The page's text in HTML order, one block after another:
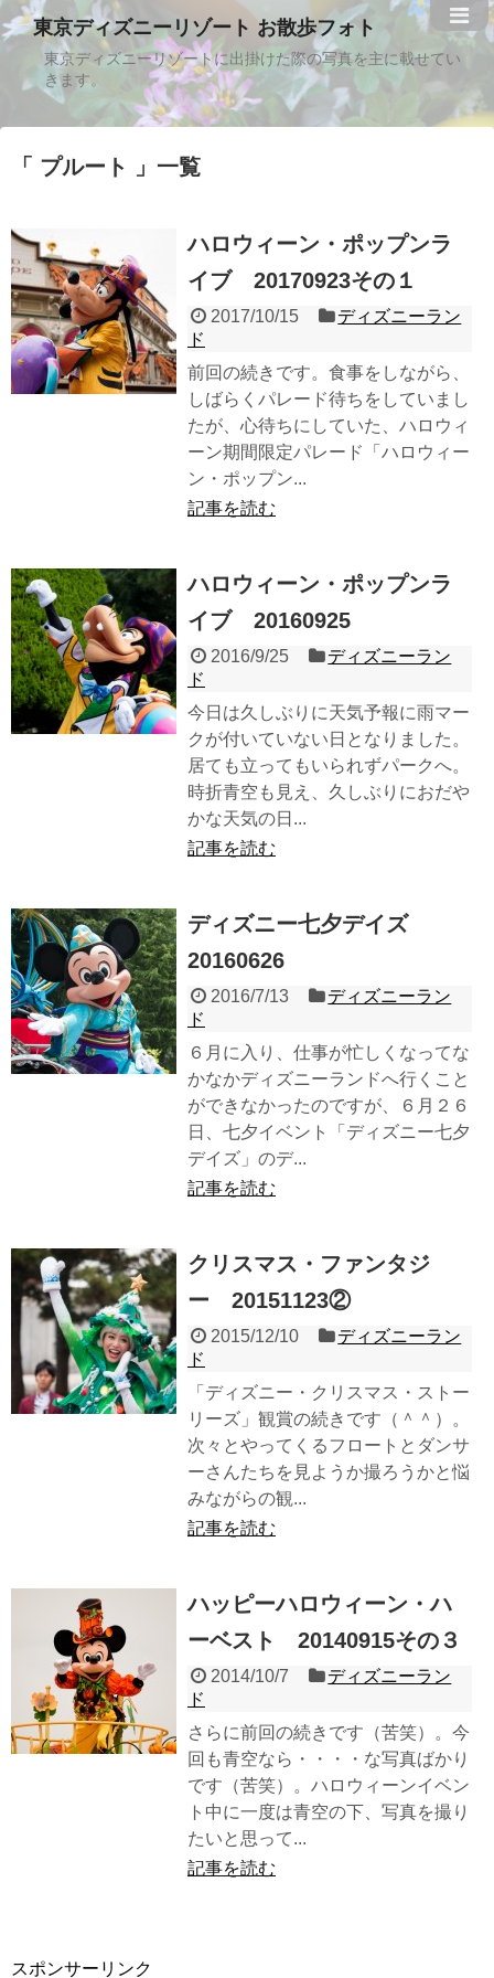
東京ディズニーリゾート お散歩フォト
東京ディズニーリゾートに出掛けた際の写真を主に載せてい
きます。
プルート 一覧
ハロウィーン・ポップンラ
イブ 20170923その１
2017/10/15
ディズニーラン
ド
前回の続きです。食事をしながら、
しばらくパレード待ちをしていまし
たが、心待ちにしていた、ハロウィ
ーン期間限定パレード「ハロウィー
ン・ポップン...
記事を読む
ハロウィーン・ポップンラ
イブ 20160925
2016/9/25
ディズニーラン
ド
今日は久しぶりに天気予報に雨マー
クが付いていない日となりました。
居ても立ってもいられずパークへ。
時折青空も見え、久しぶりにおだや
かな天気の日...
記事を読む
ディズニー七夕デイズ
20160626
2016/7/13
ディズニーラン
ド
６月に入り、仕事が忙しくなってな
かなかディズニーランドへ行くこと
ができなかったのですが、６月２６
日、七夕イベント「ディズニー七夕
デイズ」のデ...
記事を読む
クリスマス・ファンタジ
ー 20151123②
2015/12/10
ディズニーラン
ド
「ディズニー・クリスマス・ストー
リーズ」観賞の続きです（＾＾）。
次々とやってくるフロートとダンサ
ーさんたちを見ようか撮ろうかと悩
みながらの観...
記事を読む
ハッピーハロウィーン・ハ
ーベスト 20140915その３
2014/10/7
ディズニーラン
ド
さらに前回の続きです（苦笑）。今
回も青空なら・・・・な写真ばかり
です（苦笑）。ハロウィーンイベン
ト中に一度は青空の下、写真を撮り
たいと思って...
記事を読む
スポンサーリンク